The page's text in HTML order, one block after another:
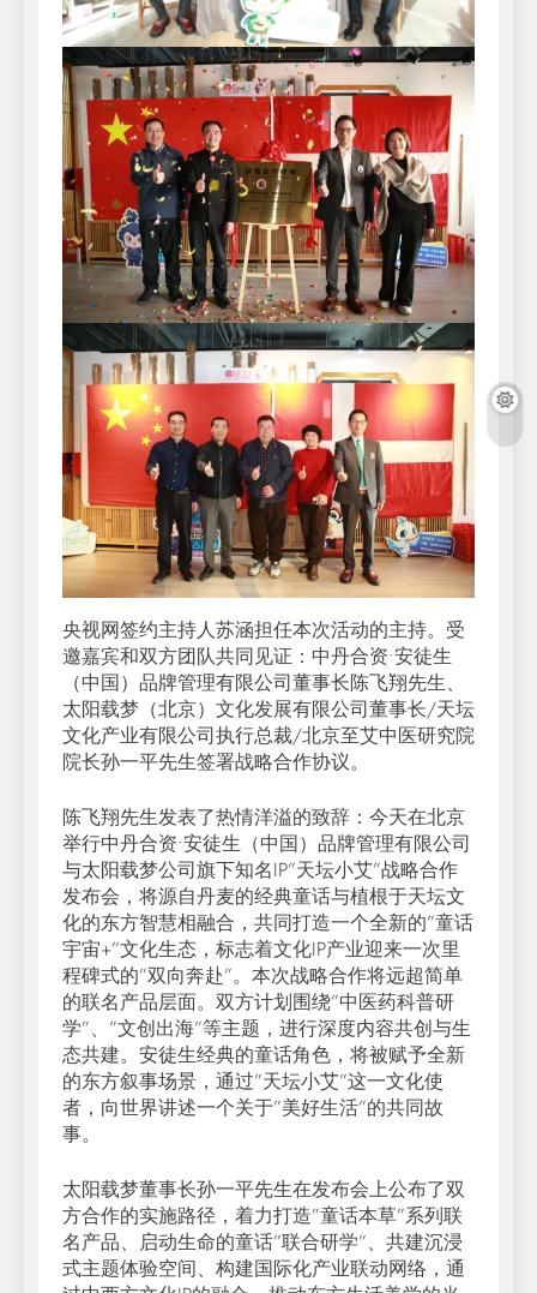
央视网签约主持人苏涵担任本次活动的主持。受
邀嘉宾和双方团队共同见证：中丹合资•安徒生
（中国）品牌管理有限公司董事长陈飞翔先生、
太阳载梦（北京）文化发展有限公司董事长/天坛
文化产业有限公司执行总裁/北京至艾中医研究院
院长孙一平先生签署战略合作协议。
陈飞翔先生发表了热情洋溢的致辞：今天在北京
举行中丹合资•安徒生（中国）品牌管理有限公司
与太阳载梦公司旗下知名IP”天坛小艾”战略合作
发布会，将源自丹麦的经典童话与植根于天坛文
化的东方智慧相融合，共同打造一个全新的”童话
宇宙+”文化生态，标志着文化IP产业迎来一次里
程碑式的”双向奔赴”。本次战略合作将远超简单
的联名产品层面。双方计划围绕”中医药科普研
学”、”文创出海”等主题，进行深度内容共创与生
态共建。安徒生经典的童话角色，将被赋予全新
的东方叙事场景，通过”天坛小艾”这一文化使
者，向世界讲述一个关于”美好生活”的共同故
事。
太阳载梦董事长孙一平先生在发布会上公布了双
方合作的实施路径，着力打造”童话本草”系列联
名产品、启动生命的童话”联合研学”、共建沉浸
式主题体验空间、构建国际化产业联动网络，通